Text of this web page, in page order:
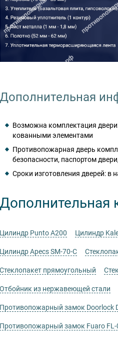
Дополнительная
Возможна комплектация
кованными элементами
Противопожарная дверь
безопасности, паспортом
Сроки изготовления дверей: в
Дополнительная
Цилиндр Punto А200 Цилиндр
Цилиндр Apecs SM-70-C
Стеклопакет прямоугольный
Отбойник из нержавеющей стали
Противопожарный замок Doorlock
Противопожарный замок Fuaro FL-